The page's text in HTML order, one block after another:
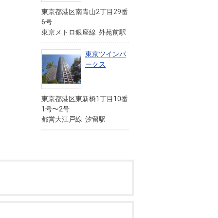
東京都港区南青山2丁目29番
6号
東京メトロ銀座線 外苑前駅
東京ツインパ
ークス
東京都港区東新橋1丁目10番
1号〜2号
都営大江戸線 汐留駅